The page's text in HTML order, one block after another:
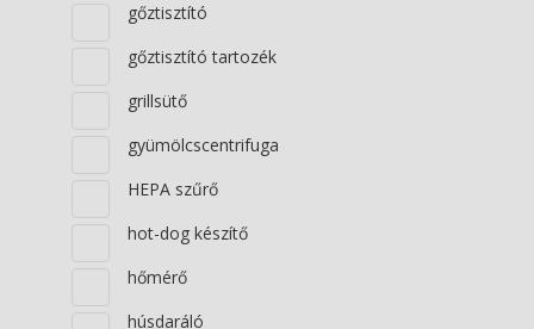
gőztisztító
gőztisztító tartozék
grillsütő
gyümölcscentrifuga
HEPA szűrő
hot-dog készítő
hőmérő
húsdaráló